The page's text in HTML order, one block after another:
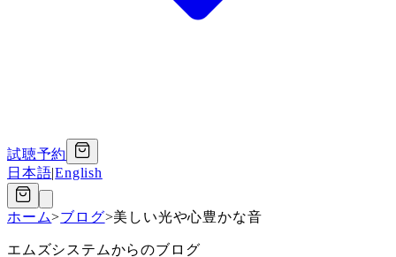
試聴予約
日本語|English
ホーム>ブログ>美しい光や心豊かな音
エムズシステムからのブログ